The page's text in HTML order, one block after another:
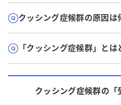
クッシング症候群の原因は
「クッシング症候群」と
クッシング症候群の「